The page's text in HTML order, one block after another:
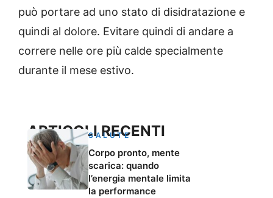
può portare ad uno stato di disidratazione e
quindi al dolore. Evitare quindi di andare a
correre nelle ore più calde specialmente
durante il mese estivo.
ARTICOLI RECENTI
SALUTE
Corpo pronto, mente
scarica: quando
l’energia mentale limita
la performance